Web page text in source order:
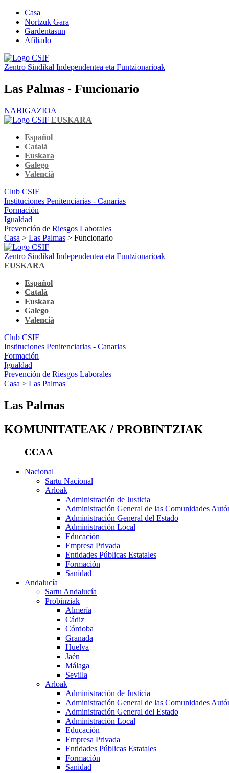
Casa
Nortzuk Gara
Gardentasun
Afiliado
Zentro Sindikal Independentea eta Funtzionarioak
Las Palmas - Funcionario
NABIGAZIOA
EUSKARA
Español
Català
Euskara
Galego
Valencià
Club CSIF
Instituciones Penitenciarias - Canarias
Formación
Igualdad
Prevención de Riesgos Laborales
Casa > Las Palmas > Funcionario
Zentro Sindikal Independentea eta Funtzionarioak
EUSKARA
Español
Català
Euskara
Galego
Valencià
Club CSIF
Instituciones Penitenciarias - Canarias
Formación
Igualdad
Prevención de Riesgos Laborales
Casa > Las Palmas
Las Palmas
KOMUNITATEAK / PROBINTZIAK
CCAA
Nacional
Sartu Nacional
Arloak
Administración de Justicia
Administración General de las Comunidades
Administración General del Estado
Administración Local
Educación
Empresa Privada
Entidades Públicas Estatales
Formación
Sanidad
Andalucía
Sartu Andalucía
Probinziak
Almería
Cádiz
Córdoba
Granada
Huelva
Jaén
Málaga
Sevilla
Arloak
Administración de Justicia
Administración General de las Comunidades
Administración General del Estado
Administración Local
Educación
Empresa Privada
Entidades Públicas Estatales
Formación
Sanidad